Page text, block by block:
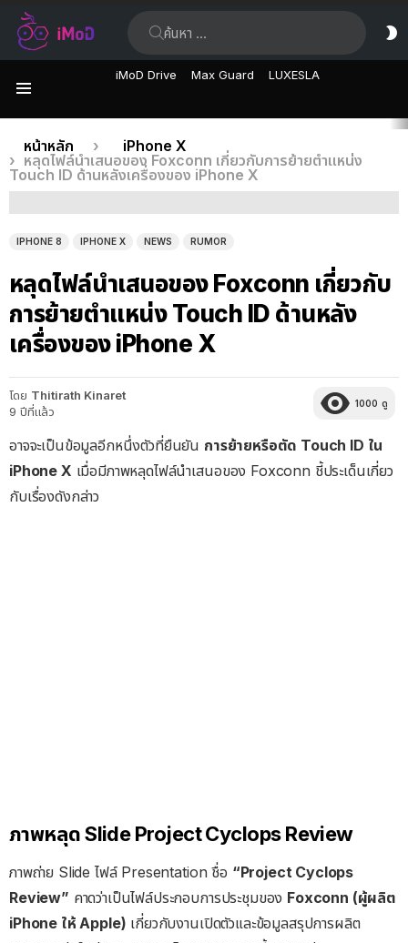
iMoD Drive Max Guard LUXESLA
เรื่อง
ล่าสุด
คุณอยู่ที่นี่:
หน้าหลัก
iPhone X
หลุดไฟล์นำเสนอของ Foxconn เกี่ยวกับการย้ายตำแหน่ง
Touch ID ด้านหลังเครื่องของ iPhone X
IPHONE 8 IPHONE X NEWS RUMOR
หลุดไฟล์นำเสนอของ Foxconn เกี่ยวกับ
การย้ายตำแหน่ง Touch ID ด้านหลัง
เครื่องของ iPhone X
โดย Thitirath Kinaret
9 ปีที่แล้ว
1000 ดู
อาจจะเป็นข้อมูลอีกหนึ่งตัวที่ยืนยัน การย้ายหรือตัด Touch ID ใน
iPhone X เมื่อมีภาพหลุดไฟล์นำเสนอของ Foxconn ชี้ประเด็นเกี่ยว
กับเรื่องดังกล่าว
ภาพหลุด Slide Project Cyclops Review
ภาพถ่าย Slide ไฟล์ Presentation ชื่อ “Project Cyclops
Review” คาดว่าเป็นไฟล์ประกอบการประชุมของ Foxconn (ผู้ผลิต
iPhone ให้ Apple) เกี่ยวกับงานเปิดตัวและข้อมูลสรุปการผลิต